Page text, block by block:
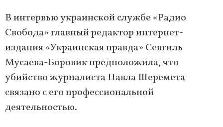
В интервью украинской службе «Радио
Свобода» главный редактор интернет-
издания «Украинская правда» Севгиль
Мусаева-Боровик предположила, что
убийство журналиста Павла Шеремета
связано с его профессиональной
деятельностью.